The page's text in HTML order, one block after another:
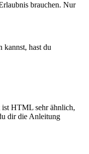
brauchen. Nur
kannst, hast du
ist HTML sehr ähnlich,
dir die Anleitung